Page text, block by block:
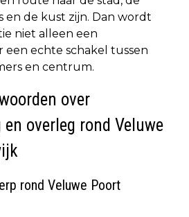
en de kust zijn. Dan wordt
niet alleen een
een echte schakel tussen
en centrum.
over
overleg rond Veluwe
rond Veluwe Poort